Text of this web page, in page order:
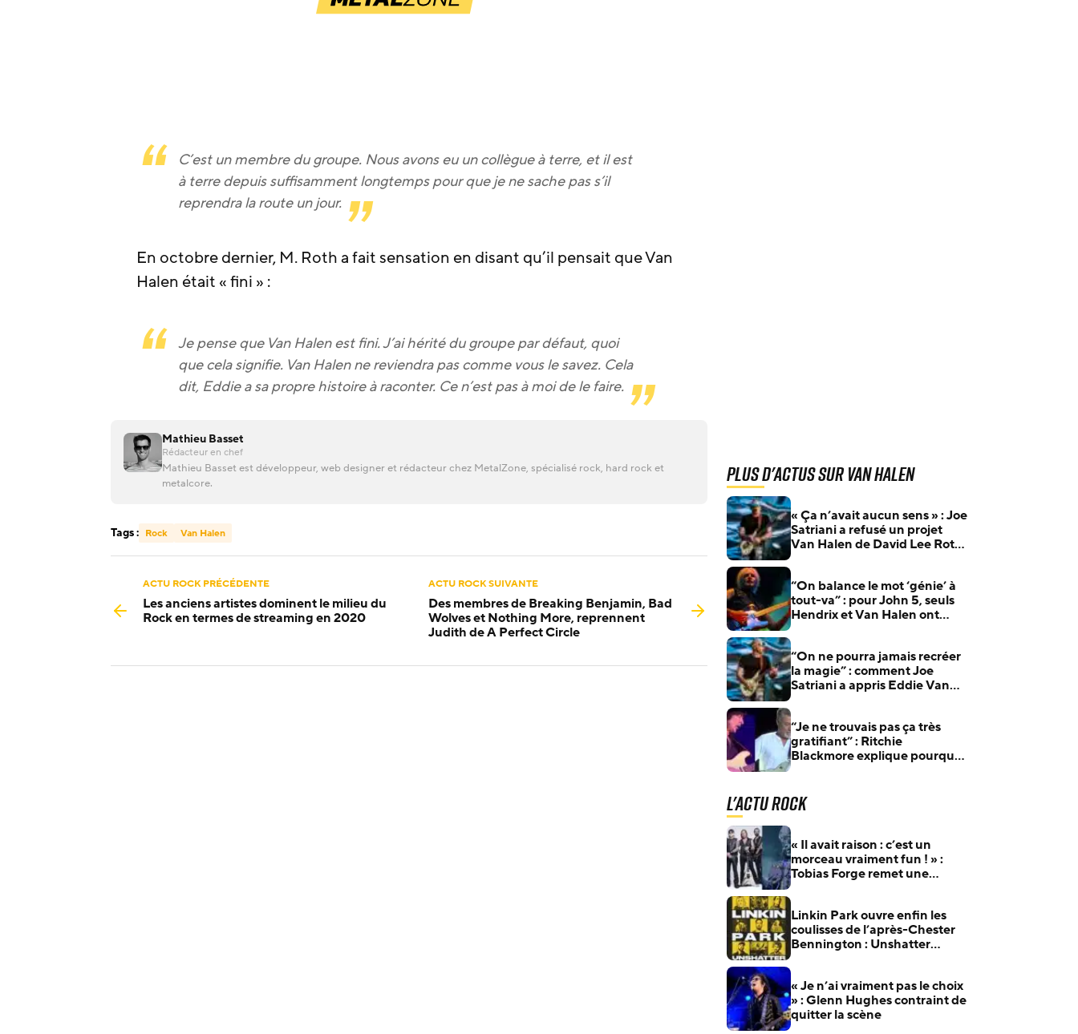
C’est un membre du groupe. Nous avons eu un collègue à terre, et il est
à terre depuis suffisamment longtemps pour que je ne sache pas s’il
reprendra la route un jour.
En octobre dernier, M. Roth a fait sensation en disant qu’il pensait que Van
Halen était « fini » :
Je pense que Van Halen est fini. J’ai hérité du groupe par défaut, quoi
que cela signifie. Van Halen ne reviendra pas comme vous le savez. Cela
dit, Eddie a sa propre histoire à raconter. Ce n’est pas à moi de le faire.
Mathieu Basset
Rédacteur en chef
Mathieu Basset est développeur, web designer et rédacteur chez MetalZone, spécialisé rock, hard rock et
metalcore.
Tags : Rock Van Halen
ACTU ROCK PRÉCÉDENTE
Les anciens artistes dominent le milieu du
Rock en termes de streaming en 2020
ACTU ROCK SUIVANTE
Des membres de Breaking Benjamin, Bad
Wolves et Nothing More, reprennent
Judith de A Perfect Circle
Plus d'actus sur Van Halen
« Ça n’avait aucun sens » : Joe
Satriani a refusé un projet
Van Halen de David Lee Roth
“On balance le mot ‘génie’ à
tout-va” : pour John 5, seuls
Hendrix et Van Halen ont
“On ne pourra jamais recréer
la magie” : comment Joe
Satriani a appris Eddie Van
“Je ne trouvais pas ça très
gratifiant” : Ritchie
Blackmore explique pourquoi
L'actu Rock
« Il avait raison : c’est un
morceau vraiment fun ! » :
Tobias Forge remet une
Linkin Park ouvre enfin les
coulisses de l’après-Chester
Bennington : Unshatter
« Je n’ai vraiment pas le choix
» : Glenn Hughes contraint de
quitter la scène